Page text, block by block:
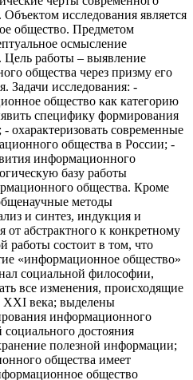
исследования является
общество. Предметом
осмысление
работы – выявление
общества через призму его
Задачи исследования: -
общество как категорию
специфику формирования
охарактеризовать современные
общества в России; -
информационного
базу работы
общества. Кроме
методы
и синтез, индукция и
от абстрактного к конкретному
работы состоит в том, что
«информационное общество»
социальной философии,
все изменения, происходящие
XXI века; выделены
информационного
достояния
полезной информации;
общества имеет
общество